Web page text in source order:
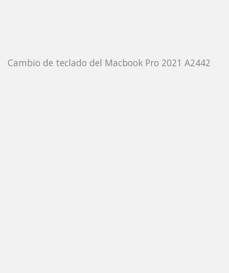
Cambio de teclado del Macbook Pro 2021 A2442